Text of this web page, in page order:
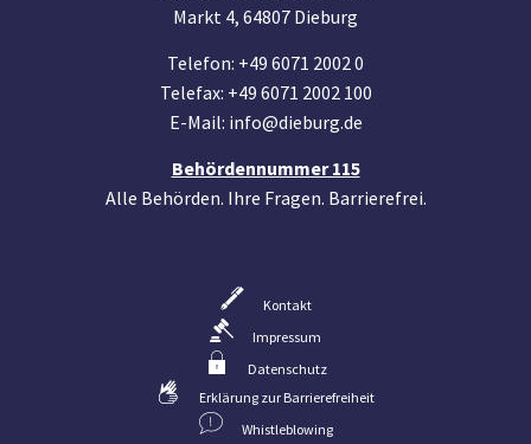
Markt 4, 64807 Dieburg
Telefon: +49 6071 2002 0
Telefax: +49 6071 2002 100
E-Mail: info@dieburg.de
Behördennummer 115
Alle Behörden. Ihre Fragen. Barrierefrei.
Kontakt
Impressum
Datenschutz
Erklärung zur Barrierefreiheit
Whistleblowing